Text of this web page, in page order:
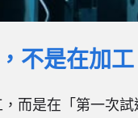
不是在加
而是在「第一次